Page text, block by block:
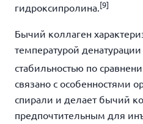
гидроксипролина. [9]
Бычий коллаген
температурой
стабильностью по
связано с особенностями
спирали и делает бычий
предпочтительным для